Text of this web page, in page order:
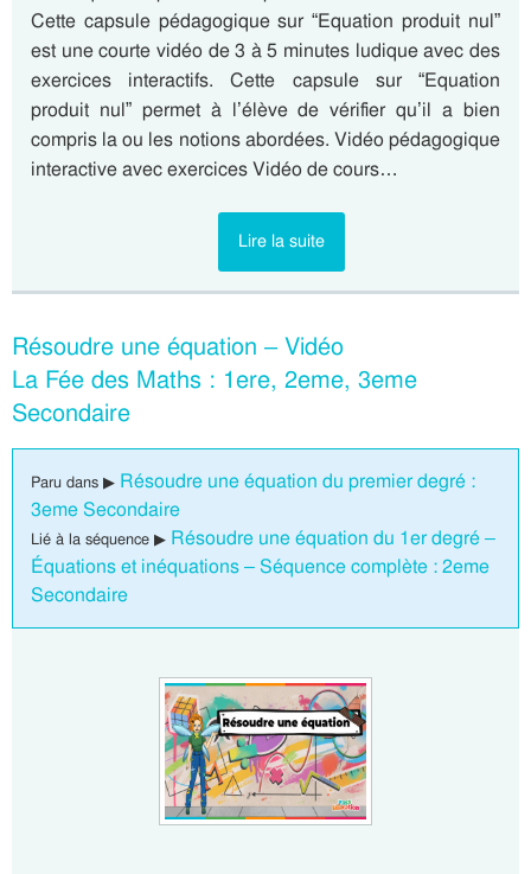
Cette capsule pédagogique sur “Equation produit nul”
est une courte vidéo de 3 à 5 minutes ludique avec des
exercices interactifs. Cette capsule sur “Equation
produit nul” permet à l’élève de vérifier qu’il a bien
compris la ou les notions abordées. Vidéo pédagogique
interactive avec exercices Vidéo de cours…
Lire la suite
Résoudre une équation – Vidéo
La Fée des Maths : 1ere, 2eme, 3eme
Secondaire
Paru dans ▶ Résoudre une équation du premier degré :
3eme Secondaire
Lié à la séquence ▶ Résoudre une équation du 1er degré –
Équations et inéquations – Séquence complète : 2eme
Secondaire